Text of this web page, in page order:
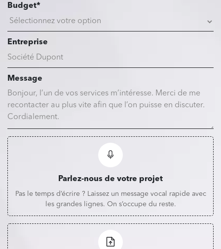
Budget*
Entreprise
Message
Parlez-nous de votre projet
Pas le temps d’écrire ? Laissez un message vocal rapide avec
les grandes lignes. On s’occupe du reste.